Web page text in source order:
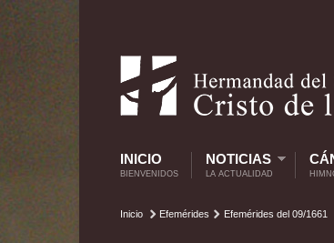
INICIO
BIENVENIDOS
NOTICIAS
LA ACTUALIDAD
Inicio Efemérides Efemérides del 09/1661